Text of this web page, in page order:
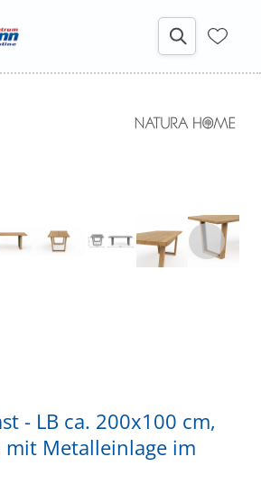
- LB ca. 200x100 cm,
mit Metalleinlage im